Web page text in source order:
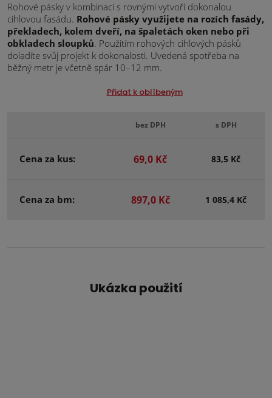
Rohové pásky v kombinaci s rovnými vytvoří dokonalou
cihlovou fasádu. Rohové pásky využijete na rozích fasády,
překladech, kolem dveří, na špaletách oken nebo při
obkladech sloupků. Použitím rohových cihlových pásků
doladíte svůj projekt k dokonalosti. Uvedená spotřeba na
běžný metr je včetně spár 10–12 mm.
Přidat k oblíbeným
bez DPH s DPH
Cena za kus: 69,0 Kč 83,5 Kč
Cena za bm: 897,0 Kč 1 085,4 Kč
Ukázka použití